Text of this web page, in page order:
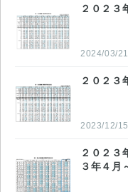
２０２３
2024/03/
２０２３
2023/12/
２０２３
３年４月